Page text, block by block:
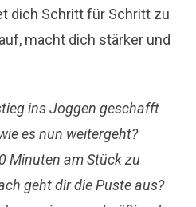
dich Schritt für Schritt zu
macht dich stärker und
ins Joggen geschafft
es nun weitergeht?
Minuten am Stück zu
geht dir die Puste aus?